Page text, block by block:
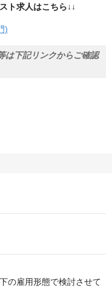
ト求人はこちら↓↓
)
は下記リンクからご確認
の雇用形態で検討させて